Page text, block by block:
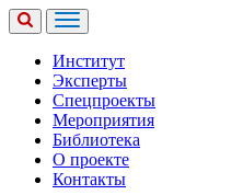
Институт
Эксперты
Спецпроекты
Мероприятия
Библиотека
О проекте
Контакты